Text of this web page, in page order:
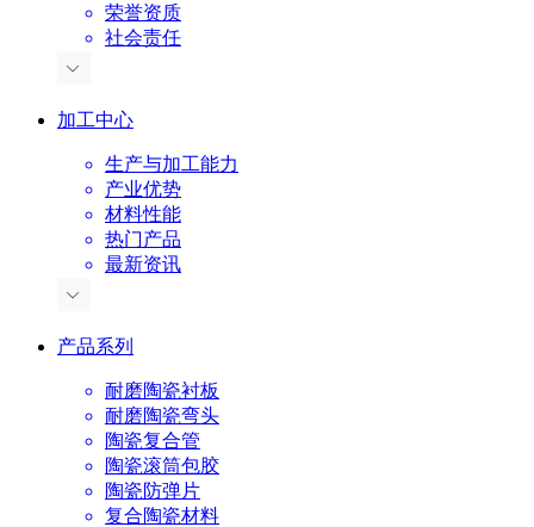
荣誉资质
社会责任
加工中心
生产与加工能力
产业优势
材料性能
热门产品
最新资讯
产品系列
耐磨陶瓷衬板
耐磨陶瓷弯头
陶瓷复合管
陶瓷滚筒包胶
陶瓷防弹片
复合陶瓷材料